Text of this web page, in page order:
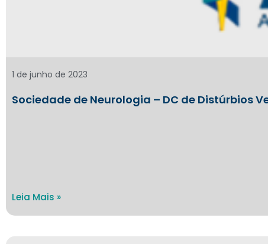
Sociedade de Neurologia – DC de Distúrbios
1 de junho de 2023
Leia Mais »